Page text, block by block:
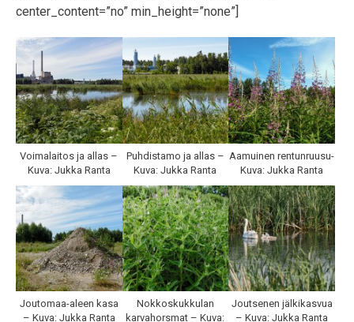
center_content=”no” min_height=”none”]
Voimalaitos ja allas –
Kuva: Jukka Ranta
Puhdistamo ja allas –
Kuva: Jukka Ranta
Aamuinen rentunruusu-
Kuva: Jukka Ranta
Joutomaa-aleen kasa
– Kuva: Jukka Ranta
Nokkoskukkulan
karvahorsmat – Kuva:
Joutsenen jälkikasvua
– Kuva: Jukka Ranta